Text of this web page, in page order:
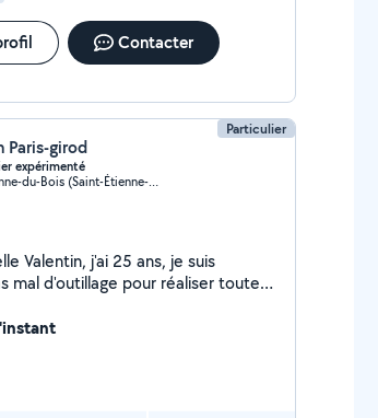
Contacter
Particulier
Paris-girod
expérimenté
Saint-Étienne-du-Bois (Saint-Étienne-du-Bois)
Valentin, j'ai 25 ans, je suis
mal d'outillage pour réaliser toutes